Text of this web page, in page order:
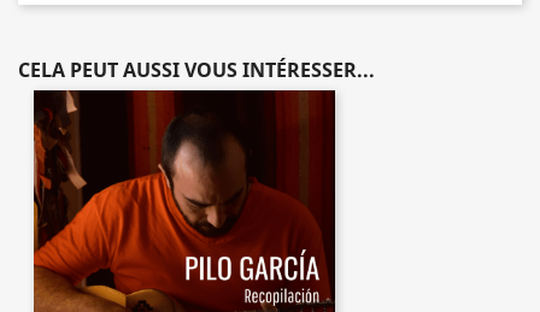
CELA PEUT AUSSI VOUS INTÉRESSER...